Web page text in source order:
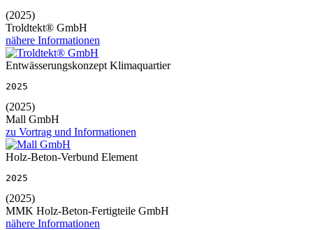
(2025)
Troldtekt® GmbH
nähere Informationen
Entwässerungskonzept Klimaquartier
2025
(2025)
Mall GmbH
zu Vortrag und Informationen
Holz-Beton-Verbund Element
2025
(2025)
MMK Holz-Beton-Fertigteile GmbH
nähere Informationen